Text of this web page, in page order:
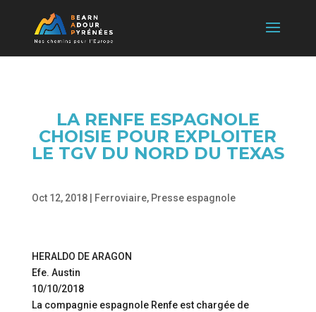
LA RENFE ESPAGNOLE
CHOISIE POUR EXPLOITER
LE TGV DU NORD DU TEXAS
Oct 12, 2018| Ferroviaire, Presse espagnole
HERALDO DE ARAGON
Efe. Austin
10/10/2018
La compagnie espagnole Renfe est chargée de